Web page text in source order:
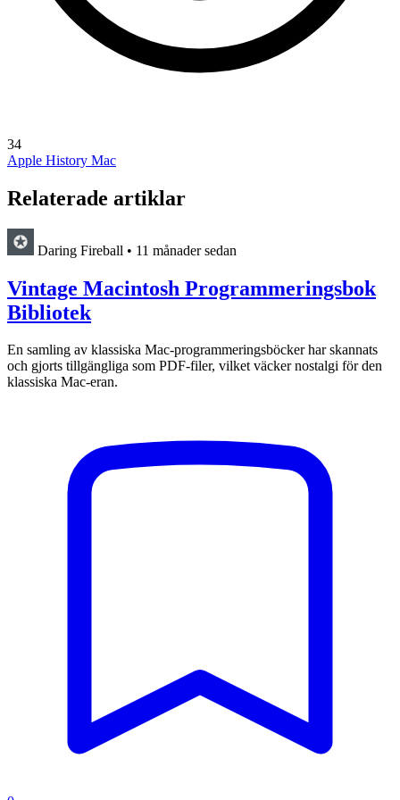
34
Apple History Mac
Relaterade artiklar
Daring Fireball • 11 månader sedan
Vintage Macintosh Programmeringsbok
Bibliotek
En samling av klassiska Mac-programmeringsböcker har skannats
och gjorts tillgängliga som PDF-filer, vilket väcker nostalgi för den
klassiska Mac-eran.